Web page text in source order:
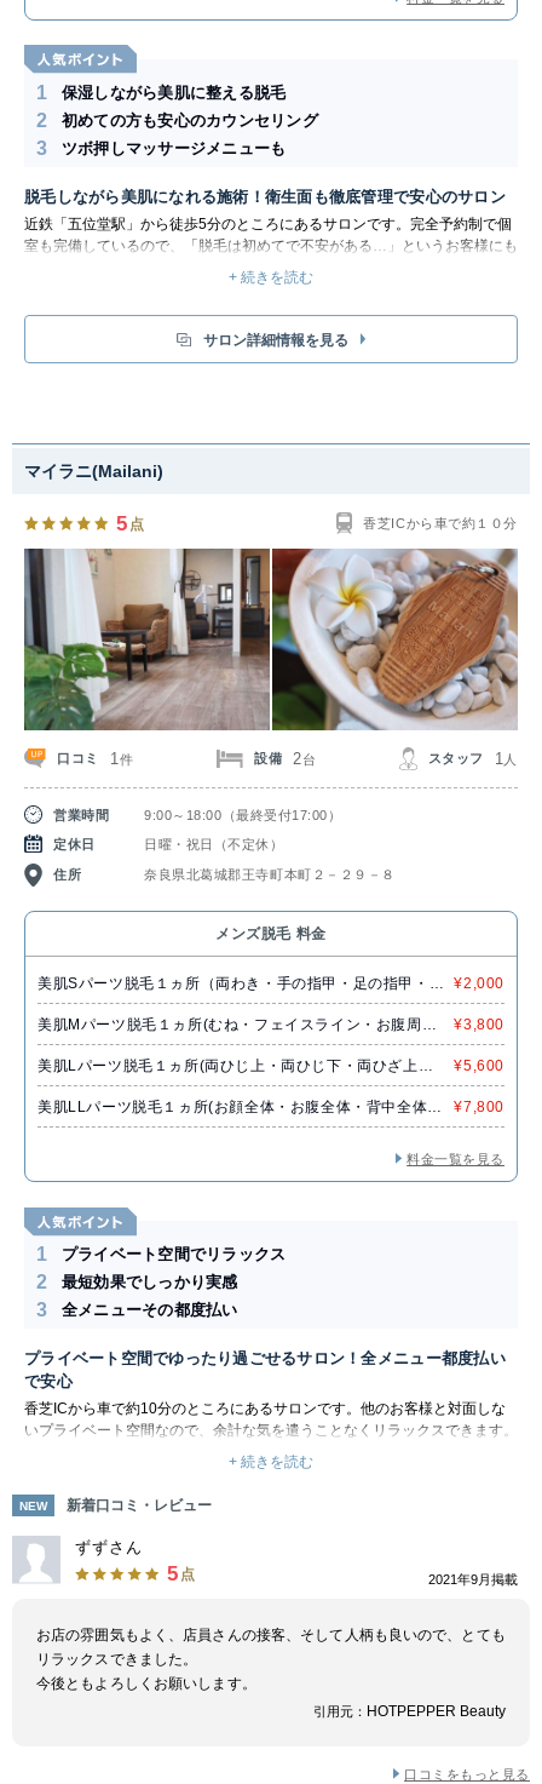
1 保湿しながら美肌に整える脱毛
2 初めての方も安心のカウンセリング
3 ツボ押しマッサージメニューも
脱毛しながら美肌になれる施術！衛生面も徹底管理で安心のサロン
近鉄「五位堂駅」から徒歩5分のところにあるサロンです。完全予約制で個
室も完備しているので、「脱毛は初めてで不安がある…」というお客様にも
おすすめ！落ち着いた照明空間で、リラックスした時間を過ごせます。
脱毛には、拭き取り不用の高保湿ジェルを使用しています。ムダ毛を除去し
果も！仕上がりはツルツルスベスベになっているのを実感できます。
+ 続きを読む
サロン詳細情報を見る
マイラニ(Mailani)
5 点 香芝ICから車で約１０分
口コミ 1 件 設備 2台 スタッフ 1 人
営業時間
9:00～18:00（最終受付17:00）
定休日
日曜・祝日（不定休）
住所 奈良県北葛城郡王寺町本町２－２９－８
メンズ脱毛 料金
美肌Sパーツ脱毛１ヵ所（両わき・手の指甲・足の指甲・へ
そ周り・おでこ・ほほ・はな下・くち下）
¥2,000
美肌Mパーツ脱毛１ヵ所(むね・フェイスライン・お腹周
り・腰)
¥3,800
美肌Lパーツ脱毛１ヵ所(両ひじ上・両ひじ下・両ひざ上・
両ひざ下・背中)
¥5,600
美肌LLパーツ脱毛１ヵ所(お顔全体・お腹全体・背中全体・
あし全体・うで全体)
¥7,800
料金一覧を見る
1 プライベート空間でリラックス
2 最短効果でしっかり実感
3 全メニューその都度払い
プライベート空間でゆったり過ごせるサロン！全メニュー都度払い
で安心
香芝ICから車で約10分のところにあるサロンです。他のお客様と対面しな
いプライベート空間なので、余計な気を遣うことなくリラックスできます。
脱毛サロンに抵抗があるメンズもぜひお試しください！
全メニューが都度払いに対応しています。お財布に優しく、お好きな時に通
えます！お得なクーポンもたくさんあります。
痛みが少なく、美肌効果も期待できる脱毛を導入しています。人気のヒゲ脱
毛で、カミソリ処理のストレスともおさらばです！美肌効果に優れた最新脱
毛で、清潔感のあるお肌に近づきましょう。お客様一人ひとりに合わせた施
術を提案してもらえます。
+ 続きを読む
NEW 新着口コミ・レビュー
ずずさん
5 点 2021年9月掲載
お店の雰囲気もよく、店員さんの接客、そして人柄も良いので、とても
リラックスできました。
今後ともよろしくお願いします。
引用元： HOTPEPPER Beauty
口コミをもっと見る